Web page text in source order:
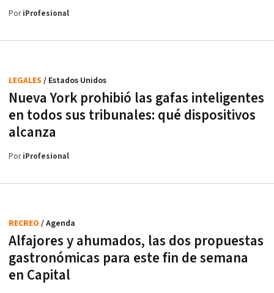
PoriProfesional
Nueva York prohibió las gafas inteligentes
en todos sus tribunales: qué dispositivos
alcanza
LEGALES / Estados Unidos
PoriProfesional
Alfajores y ahumados, las dos propuestas
gastronómicas para este fin de semana
en Capital
RECREO / Agenda